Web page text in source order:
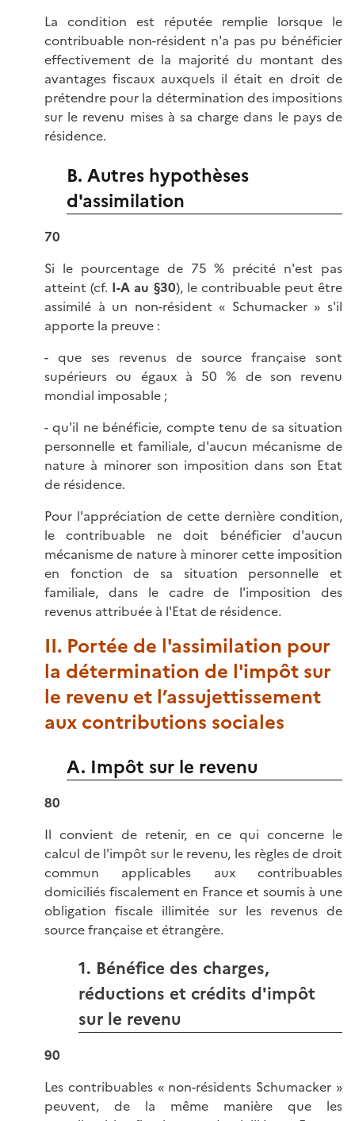
La condition est réputée remplie lorsque le
contribuable non-résident n'a pas pu bénéficier
effectivement de la majorité du montant des
avantages fiscaux auxquels il était en droit de
prétendre pour la détermination des impositions
sur le revenu mises à sa charge dans le pays de
résidence.
B. Autres hypothèses
d'assimilation
70
Si le pourcentage de 75 % précité n'est pas
atteint (cf. I-A au §30), le contribuable peut être
assimilé à un non-résident « Schumacker » s'il
apporte la preuve :
- que ses revenus de source française sont
supérieurs ou égaux à 50 % de son revenu
mondial imposable ;
- qu'il ne bénéficie, compte tenu de sa situation
personnelle et familiale, d'aucun mécanisme de
nature à minorer son imposition dans son Etat
de résidence.
Pour l'appréciation de cette dernière condition,
le contribuable ne doit bénéficier d'aucun
mécanisme de nature à minorer cette imposition
en fonction de sa situation personnelle et
familiale, dans le cadre de l'imposition des
revenus attribuée à l'Etat de résidence.
II. Portée de l'assimilation pour
la détermination de l'impôt sur
le revenu et l’assujettissement
aux contributions sociales
A. Impôt sur le revenu
80
Il convient de retenir, en ce qui concerne le
calcul de l'impôt sur le revenu, les règles de droit
commun applicables aux contribuables
domiciliés fiscalement en France et soumis à une
obligation fiscale illimitée sur les revenus de
source française et étrangère.
1. Bénéfice des charges,
réductions et crédits d'impôt
sur le revenu
90
Les contribuables « non-résidents Schumacker »
peuvent, de la même manière que les